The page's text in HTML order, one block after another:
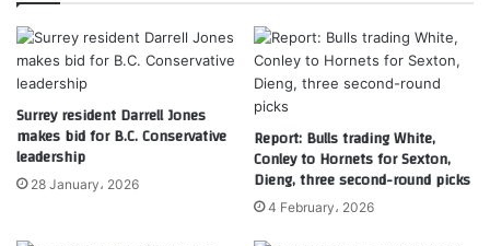
Surrey resident Darrell Jones
makes bid for B.C. Conservative
leadership
28 January، 2026
Report: Bulls trading White,
Conley to Hornets for Sexton,
Dieng, three second-round picks
4 February، 2026